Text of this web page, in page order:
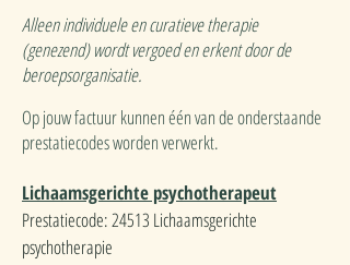
Alleen individuele en curatieve therapie
(genezend) wordtvergoed en erkent door de
beroepsorganisatie.
Op jouw factuur kunnen één van de onderstaande
prestatiecodes worden verwerkt.
Lichaamsgerichte psychotherapeut
Prestatiecode: 24513 Lichaamsgerichte
psychotherapie